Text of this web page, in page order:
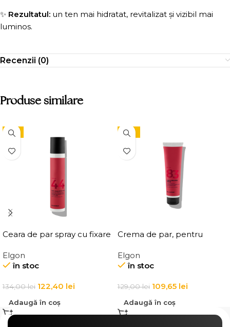
✨ Rezultatul: un ten mai hidratat, revitalizat și vizibil mai
luminos.
Recenzii (0)
Produse similare
-9%
Ceara de par spray cu fixare
Hold Spray Wax
Elgon
în stoc
134,00lei 122,40 lei
Adaugă în coș
-15%
Crema de par, pentru
Affixx 83 Curl Creator
Cream
Elgon
în stoc
129,00lei 109,65 lei
Adaugă în coș